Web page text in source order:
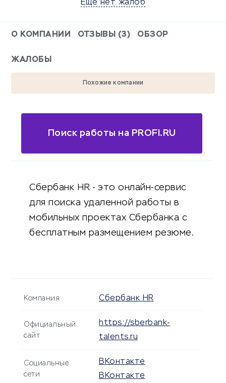
Еще нет жалоб
О КОМПАНИИ ОТЗЫВЫ (3) ОБЗОР
ЖАЛОБЫ
Похожие компании
Поиск работы на PROFI.RU
Сбербанк HR - это онлайн-сервис
для поиска удаленной работы в
мобильных проектах Сбербанка с
бесплатным размещением резюме.
Компания Сбербанк HR
Официальный
сайт
https://sberbank-
talents.ru
Социальные
сети
ВКонтакте
ВКонтакте